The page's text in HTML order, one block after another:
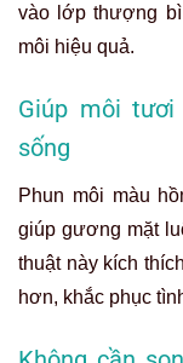
vào lớp thượng
môi hiệu quả.
Giúp môi
sống
Phun môi màu
giúp gương mặt
thuật này kích
hơn, khắc phục